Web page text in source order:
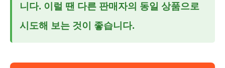
니다. 이럴 땐 다른 판매자의 동일 상품으로
시도해 보는 것이 좋습니다.